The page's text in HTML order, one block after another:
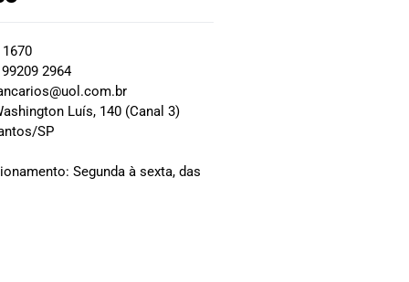
2964
Luís, 140 (Canal 3)
SP
Segunda à sexta, das